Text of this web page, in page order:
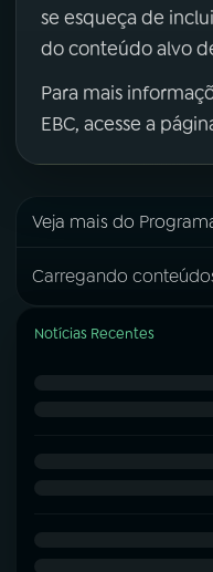
se esqueça de
do conteúdo alvo
Para mais
EBC, acesse a
Veja mais do
Carregando
Notícias Recentes